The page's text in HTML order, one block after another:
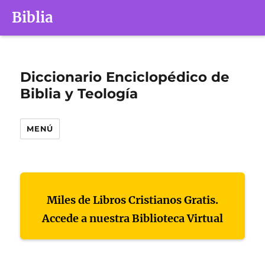
Biblia
Diccionario Enciclopédico de
Biblia y Teología
MENÚ
Miles de Libros Cristianos Gratis.
Accede a nuestra Biblioteca Virtual